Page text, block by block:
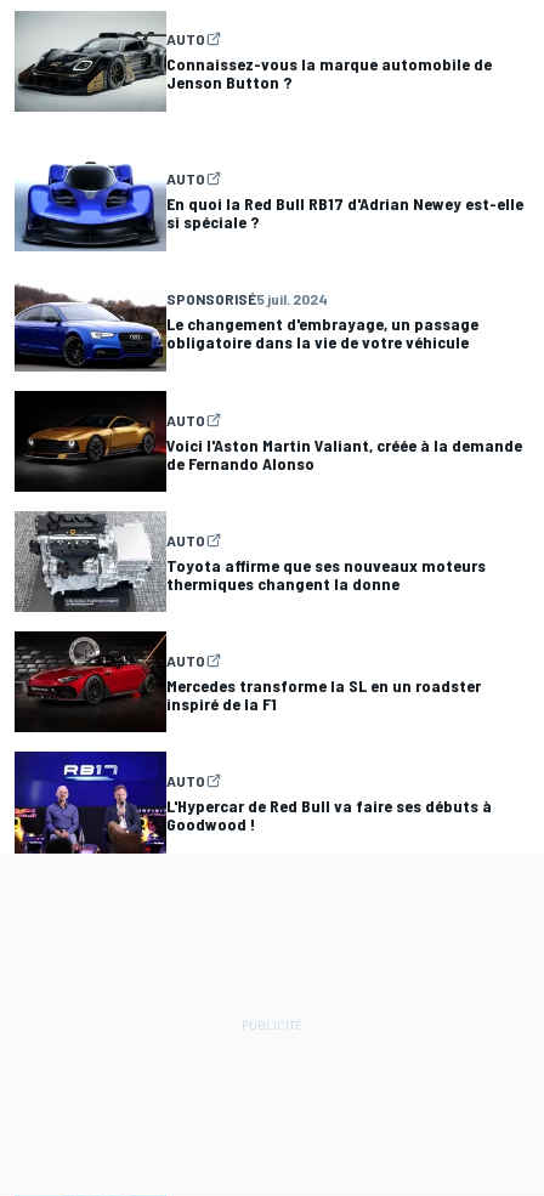
AUTO
Connaissez-vous la marque automobile de
Jenson Button ?
AUTO
En quoi la Red Bull RB17 d'Adrian Newey est-elle
si spéciale ?
SPONSORISÉ5 juil. 2024
Le changement d'embrayage, un passage
obligatoire dans la vie de votre véhicule
AUTO
Voici l'Aston Martin Valiant, créée à la demande
de Fernando Alonso
AUTO
Toyota affirme que ses nouveaux moteurs
thermiques changent la donne
AUTO
Mercedes transforme la SL en un roadster
inspiré de la F1
AUTO
L'Hypercar de Red Bull va faire ses débuts à
Goodwood !